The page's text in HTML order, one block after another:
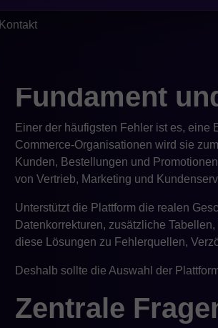
Kontakt
nächsten Wachstumsschritt nicht
Fundament
Einer der häufigsten Fehler ist es, eine
Commerce-Organisationen wird sie
Kunden, Bestellungen und
von Vertrieb, Marketing und
Unterstützt die Plattform die realen
Datenkorrekturen, zusätzliche
diese Lösungen zu Fehlerquellen,
Deshalb sollte die Auswahl der
Zentrale